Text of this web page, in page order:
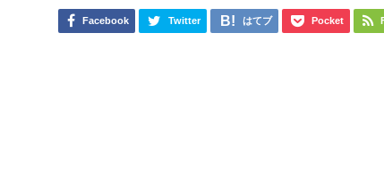
Facebook Twitter はてブ Pocket